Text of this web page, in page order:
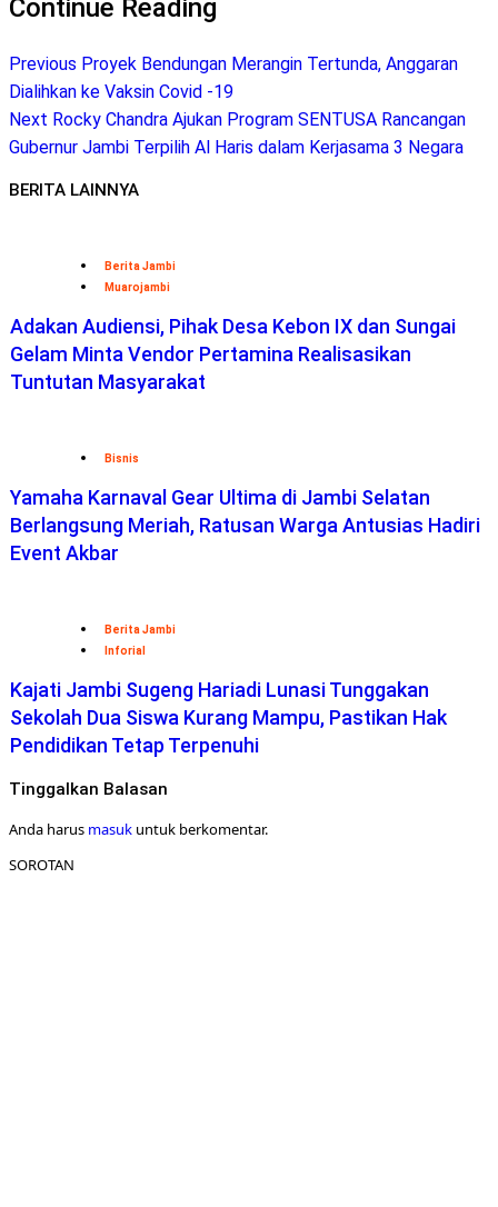
Continue Reading
Previous Proyek Bendungan Merangin Tertunda, Anggaran
Dialihkan ke Vaksin Covid -19
Next Rocky Chandra Ajukan Program SENTUSA Rancangan
Gubernur Jambi Terpilih Al Haris dalam Kerjasama 3 Negara
BERITA LAINNYA
Berita Jambi
Muarojambi
Adakan Audiensi, Pihak Desa Kebon IX dan Sungai
Gelam Minta Vendor Pertamina Realisasikan
Tuntutan Masyarakat
Bisnis
Yamaha Karnaval Gear Ultima di Jambi Selatan
Berlangsung Meriah, Ratusan Warga Antusias Hadiri
Event Akbar
Berita Jambi
Inforial
Kajati Jambi Sugeng Hariadi Lunasi Tunggakan
Sekolah Dua Siswa Kurang Mampu, Pastikan Hak
Pendidikan Tetap Terpenuhi
Tinggalkan Balasan
Anda harus masuk untuk berkomentar.
SOROTAN